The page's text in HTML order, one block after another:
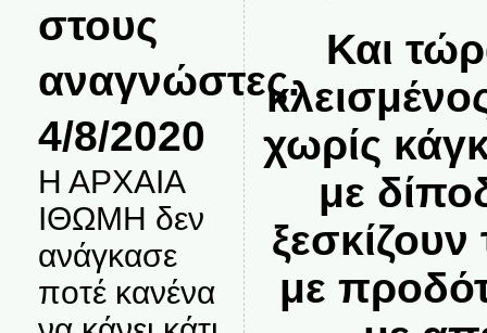
στους
αναγνώστες.
4/8/2020
Η ΑΡΧΑΙΑ
ΙΘΩΜΗ δεν
ανάγκασε
ποτέ κανένα
Και
χωρίς
με
με